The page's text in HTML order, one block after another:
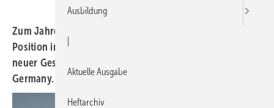
Zum Jahresbeginn 2023 wechselte Masaharu Tada seine
Position im Unternehmen und ist neben Filip De Graeve
neuer Geschäftsführer bei Daikin Airconditioning
Germany.
Ausbildung
Aktuelle Ausgabe
Heftarchiv